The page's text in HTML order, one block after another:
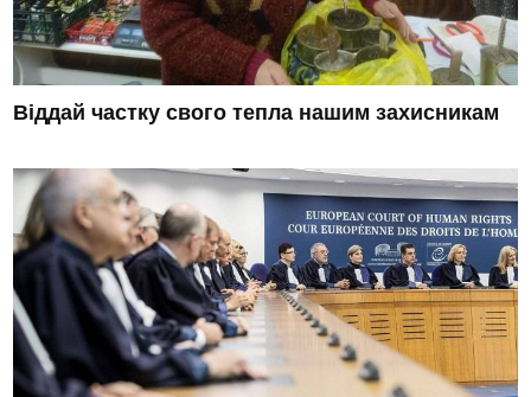
Віддай частку свого тепла нашим захисникам